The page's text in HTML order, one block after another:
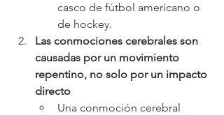
casco de fútbol americano o
de hockey.
Las conmociones cerebrales son
causadas por un movimiento
repentino, no solo por un impacto
directo
Una conmoción cerebral